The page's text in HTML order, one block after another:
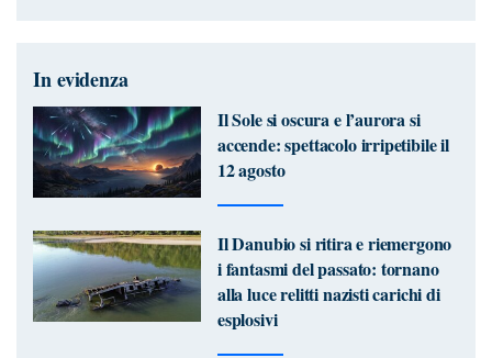
In evidenza
Il Sole si oscura e l’aurora si
accende: spettacolo irripetibile il
12 agosto
Il Danubio si ritira e riemergono
i fantasmi del passato: tornano
alla luce relitti nazisti carichi di
esplosivi